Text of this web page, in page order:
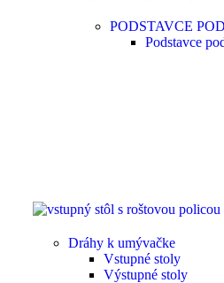
PODSTAVCE
Podstavce
Dráhy k umývačke
Vstupné stoly
Výstupné stoly